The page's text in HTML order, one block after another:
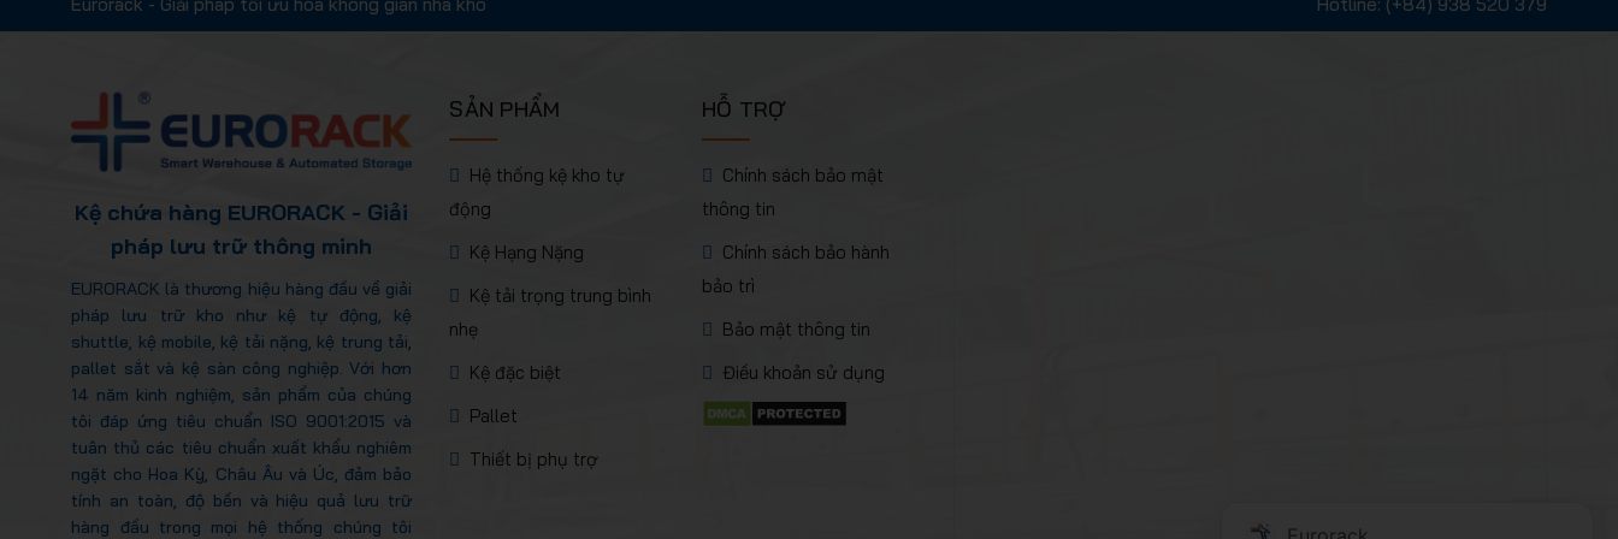
Eurorack - Giải pháp tối ưu hóa không gian nhà kho Hotline: (+84) 938 520 379
Kệ chứa hàng EURORACK - Giải
pháp lưu trữ thông minh
EURORACK là thương hiệu hàng đầu về giải
pháp lưu trữ kho như kệ tự động, kệ
shuttle, kệ mobile, kệ tải nặng, kệ trung tải,
pallet sắt và kệ sàn công nghiệp. Với hơn
14 năm kinh nghiệm, sản phẩm của chúng
tôi đáp ứng tiêu chuẩn ISO 9001:2015 và
tuân thủ các tiêu chuẩn xuất khẩu nghiêm
ngặt cho Hoa Kỳ, Châu Âu và Úc, đảm bảo
tính an toàn, độ bền và hiệu quả lưu trữ
hàng đầu trong mọi hệ thống chúng tôi
SẢN PHẨM
Hệ thống kệ kho tự
động
Kệ Hạng Nặng
Kệ tải trọng trung bình
nhẹ
Kệ đặc biệt
Pallet
Thiết bị phụ trợ
HỖ TRỢ
Chính sách bảo mật
thông tin
Chính sách bảo hành
bảo trì
Bảo mật thông tin
Điều khoản sử dụng